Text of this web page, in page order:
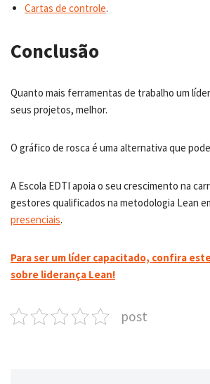
Cartas de controle.
Conclusão
Quanto mais ferramentas de trabalho um
seus projetos, melhor.
O gráfico de rosca é uma alternativa que
A Escola EDTI apoia o seu crescimento na
gestores qualificados na metodologia Lean
presenciais.
Para ser um líder capacitado, confira
sobre liderança Lean!
post